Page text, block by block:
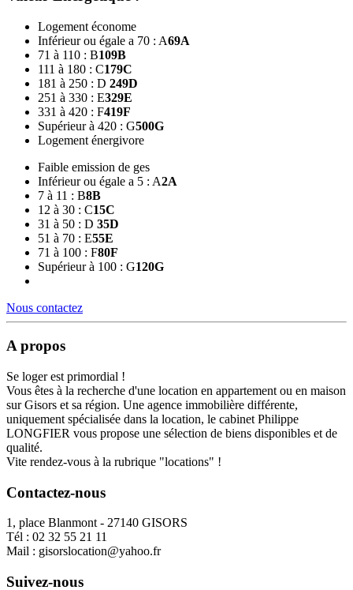
Logement économe
Inférieur ou égale a 70 : A69A
71 à 110 : B109B
111 à 180 : C179C
181 à 250 : D 249D
251 à 330 : E329E
331 à 420 : F419F
Supérieur à 420 : G500G
Logement énergivore
Faible emission de ges
Inférieur ou égale a 5 : A2A
7 à 11 : B8B
12 à 30 : C15C
31 à 50 : D 35D
51 à 70 : E55E
71 à 100 : F80F
Supérieur à 100 : G120G
Nous contactez
A propos
Se loger est primordial !
Vous êtes à la recherche d'une location en appartement ou en maison
sur Gisors et sa région. Une agence immobilière différente,
uniquement spécialisée dans la location, le cabinet Philippe
LONGFIER vous propose une sélection de biens disponibles et de
qualité.
Vite rendez-vous à la rubrique "locations" !
Contactez-nous
1, place Blanmont - 27140 GISORS
Tél : 02 32 55 21 11
Mail : gisorslocation@yahoo.fr
Suivez-nous